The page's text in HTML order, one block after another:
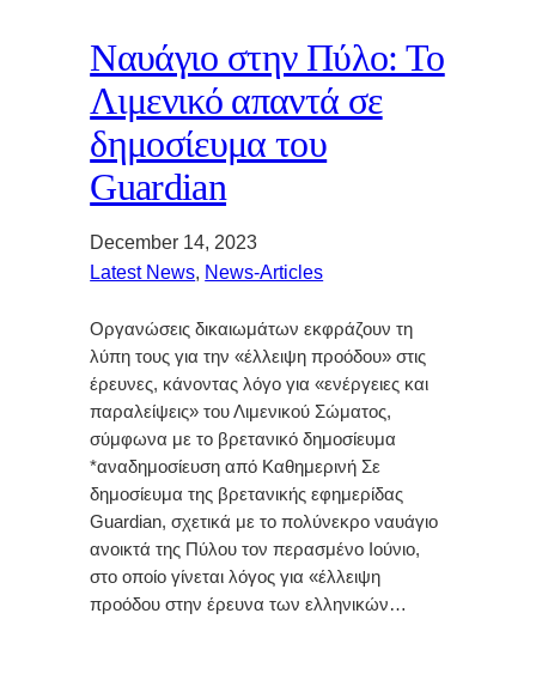
Ναυάγιο στην Πύλο: Το
Λιμενικό απαντά σε
δημοσίευμα του
Guardian
December 14, 2023
Latest News, News-Articles
Οργανώσεις δικαιωμάτων εκφράζουν τη
λύπη τους για την «έλλειψη προόδου» στις
έρευνες, κάνοντας λόγο για «ενέργειες και
παραλείψεις» του Λιμενικού Σώματος,
σύμφωνα με το βρετανικό δημοσίευμα
*αναδημοσίευση από Καθημερινή Σε
δημοσίευμα της βρετανικής εφημερίδας
Guardian, σχετικά με το πολύνεκρο ναυάγιο
ανοικτά της Πύλου τον περασμένο Ιούνιο,
στο οποίο γίνεται λόγος για «έλλειψη
προόδου στην έρευνα των ελληνικών…